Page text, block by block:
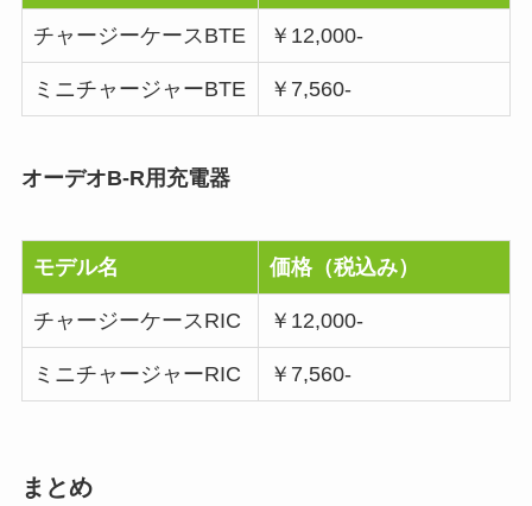
チャージーケースBTE ￥12,000-
ミニチャージャーBTE ￥7,560-
オーデオB-R用充電器
モデル名 価格（税込み）
チャージーケースRIC ￥12,000-
ミニチャージャーRIC ￥7,560-
まとめ